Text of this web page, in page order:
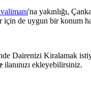
'na yakınlığı,
için de uygun bir konum
Dairenizi Kiralamak
ilanınızı ekleyebilirsiniz.